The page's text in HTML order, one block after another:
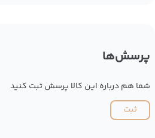
پرسش‌ها
شما هم درباره این کالا پرسش ثبت کنید
ثبت